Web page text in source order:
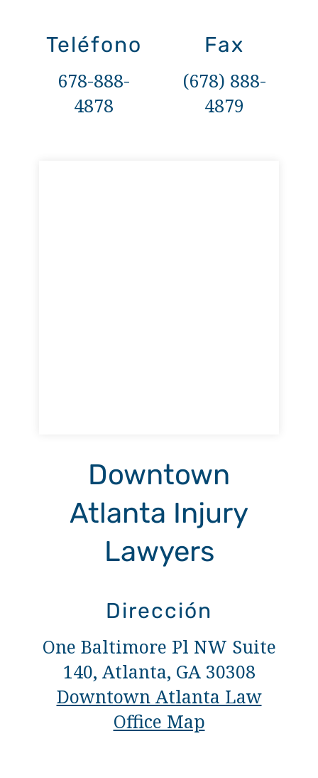
Teléfono
678-888-
4878
Fax
(678) 888-
4879
Downtown
Atlanta Injury
Lawyers
Dirección
One Baltimore Pl NW Suite
140, Atlanta, GA 30308
Downtown Atlanta Law
Office Map